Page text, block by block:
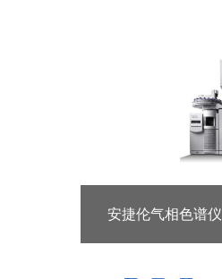
安捷伦气相色谱仪